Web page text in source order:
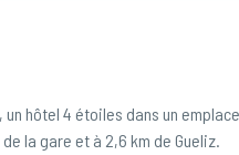
un hôtel 4 étoiles dans un
la gare et à 2,6 km de Gueliz.